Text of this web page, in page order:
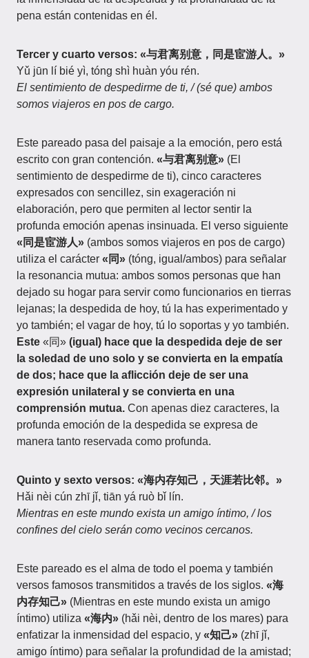
pena están contenidas en él.
Tercer y cuarto versos: «与君离别意，同是宦游人。»
Yǔ jūn lí bié yì, tóng shì huàn yóu rén.
El sentimiento de despedirme de ti, / (sé que) ambos
somos viajeros en pos de cargo.
Este pareado pasa del paisaje a la emoción, pero está
escrito con gran contención. «与君离别意» (El
sentimiento de despedirme de ti), cinco caracteres
expresados con sencillez, sin exageración ni
elaboración, pero que permiten al lector sentir la
profunda emoción apenas insinuada. El verso siguiente
«同是宦游人» (ambos somos viajeros en pos de cargo)
utiliza el carácter «同» (tóng, igual/ambos) para señalar
la resonancia mutua: ambos somos personas que han
dejado su hogar para servir como funcionarios en tierras
lejanas; la despedida de hoy, tú la has experimentado y
yo también; el vagar de hoy, tú lo soportas y yo también.
Este «同» (igual) hace que la despedida deje de ser
la soledad de uno solo y se convierta en la empatía
de dos; hace que la aflicción deje de ser una
expresión unilateral y se convierta en una
comprensión mutua. Con apenas diez caracteres, la
profunda emoción de la despedida se expresa de
manera tanto reservada como profunda.
Quinto y sexto versos: «海内存知己，天涯若比邻。»
Hǎi nèi cún zhī jǐ, tiān yá ruò bǐ lín.
Mientras en este mundo exista un amigo íntimo, / los
confines del cielo serán como vecinos cercanos.
Este pareado es el alma de todo el poema y también
versos famosos transmitidos a través de los siglos. «海
内存知己» (Mientras en este mundo exista un amigo
íntimo) utiliza «海内» (hǎi nèi, dentro de los mares) para
enfatizar la inmensidad del espacio, y «知己» (zhī jǐ,
amigo íntimo) para señalar la profundidad de la amistad;